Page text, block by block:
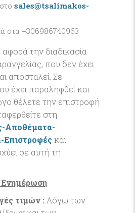
sales@tsalimakos-
στα +306986740963
την διαδικασία
που δεν έχει
αποσταλεί. Σε
έχει παραληφθεί και
θέλετε την επιστροφή
στη
Αποθέματα-
και
σε αυτή τη
Ενημέρωση
τιμών : Λόγω των